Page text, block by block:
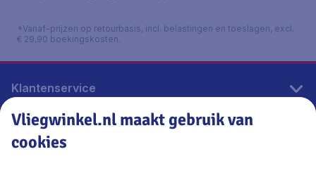
*Vanaf-prijzen op retourbasis, incl. belastingen en toeslagen, excl.
€ 29,90 boekingskosten.
Klantenservice
Vliegwinkel.nl
Vliegwinkel.nl maakt gebruik van
cookies